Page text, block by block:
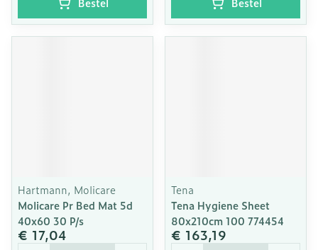
Hartmann, Molicare
Molicare Pr Bed Mat 5d
40x60 30 P/s
€ 17,04
Tena
Tena Hygiene Sheet
80x210cm 100 774454
€ 163,19